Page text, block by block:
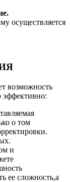
осуществляется
возможность
эффективно:
о том
и
ее сложность,а